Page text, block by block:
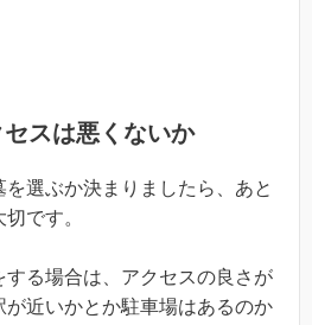
スは悪くないか
選ぶか決まりましたら、あと
です。
る場合は、アクセスの良さが
が近いかとか駐車場はあるのか